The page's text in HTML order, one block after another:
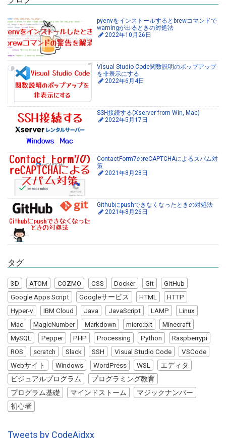
pyenvをインストールするとbrewコマンドで
warningが出るときの対処法
2022年10月26日
Visual Studio Code関数説明のポップアップ
を非表示にする
2022年6月4日
SSH接続する(Xserver from Win, Mac)
2022年5月17日
ContactForm7のreCAPTCHAによるスパム対
策
2021年8月28日
Githubにpushできなくなったときの対処法
2021年8月26日
タグ
3D ATOM COZMO CSS Docker Git
GitHub
Google Apps Script
Googleサービス HTML
HTTP
Hyper-v
IBM Cloud Java JavaScript LAMP
Linux
Mac
MagicNumber Markdown micro:bit
Minecraft
MySQL
Pepper PHP Processing Python
Raspberrypi
ROS
scratch Slack SSH Visual Studio Code
VSCode
Webサイト
Windows WordPress WSL
エディタ
ビジュアルプログラム
プログラミング教育
プログラム基礎
マインドストーム
マジックナンバー
初心者
Tweets by CodeAidxx